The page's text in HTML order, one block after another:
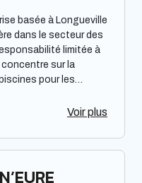
basée à Longueville
dans le secteur des
limitée à
sur la
pour les
à installer une
Voir plus